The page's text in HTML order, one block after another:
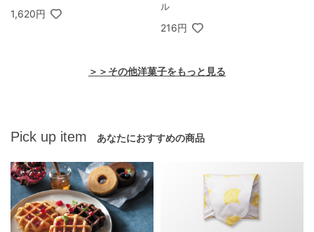
1,620円
ル
216円
＞＞その他洋菓子をもっと見る
Pick up item あなたにおすすめの商品